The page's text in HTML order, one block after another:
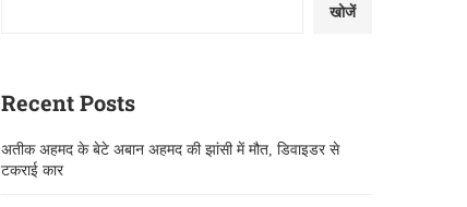
खोजें
Recent Posts
अतीक अहमद के बेटे अबान अहमद की झांसी में मौत, डिवाइडर से
टकराई कार